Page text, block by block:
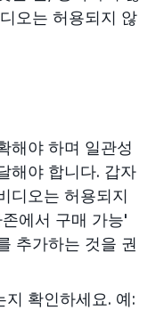
오는 허용되지 않
해야 하며 일관성
해야 합니다. 갑자
디오는 허용되지
에서 구매 가능'
추가하는 것을 권
확인하세요. 예: